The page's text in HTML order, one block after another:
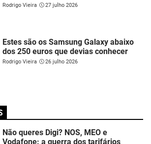
Rodrigo Vieira 27 julho 2026
Estes são os Samsung Galaxy abaixo
dos 250 euros que devias conhecer
Rodrigo Vieira 26 julho 2026
Não queres Digi? NOS, MEO e
Vodafone: a guerra dos tarifários